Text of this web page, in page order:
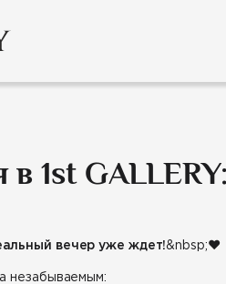
в 1st
вечер уже ждет!&nbsp;❤️
незабываемым: